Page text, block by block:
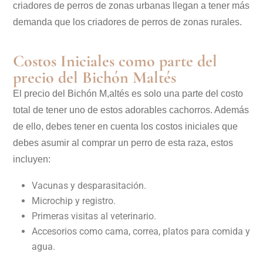
criadores de perros de zonas urbanas llegan a tener más
demanda que los criadores de perros de zonas rurales.
Costos Iniciales como parte del
precio del Bichón Maltés
El precio del Bichón M,altés es solo una parte del costo
total de tener uno de estos adorables cachorros. Además
de ello, debes tener en cuenta los costos iniciales que
debes asumir al comprar un perro de esta raza, estos
incluyen:
Vacunas y desparasitación.
Microchip y registro.
Primeras visitas al veterinario.
Accesorios como cama, correa, platos para comida y
agua.